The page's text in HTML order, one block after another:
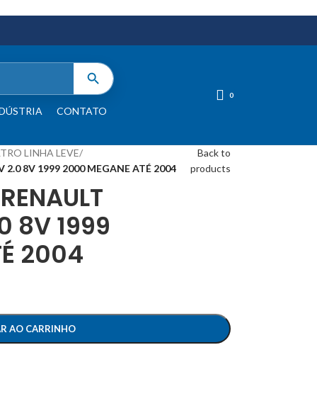
CONTATO
0
LINHA LEVE/
2.0 8V 1999 2000 MEGANE ATÉ 2004
Back to
products
8V 1999
2004
AO CARRINHO